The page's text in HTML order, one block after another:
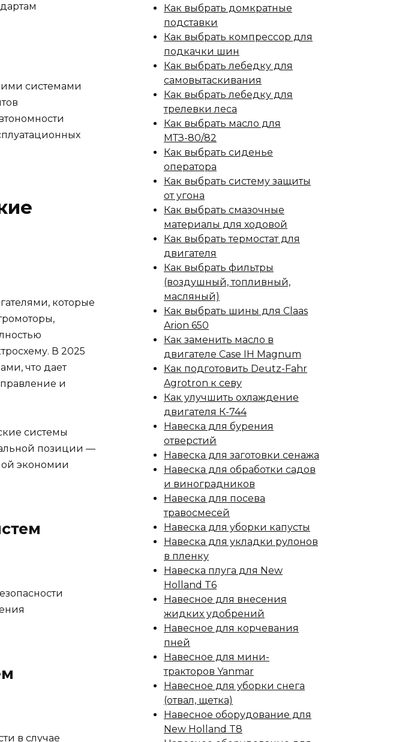
системами
которые
В 2025
что дает
и
системы
позиции —
экономии
в случае
Как выбрать домкратные
подставки
Как выбрать компрессор для
подкачки шин
Как выбрать лебедку для
самовытаскивания
Как выбрать лебедку для
трелевки леса
Как выбрать масло для
МТЗ-80/82
Как выбрать сиденье
оператора
Как выбрать систему защиты
от угона
Как выбрать смазочные
материалы для ходовой
Как выбрать термостат для
двигателя
Как выбрать фильтры
(воздушный, топливный,
масляный)
Как выбрать шины для Claas
Arion 650
Как заменить масло в
двигателе Case IH Magnum
Как подготовить Deutz-Fahr
Agrotron к севу
Как улучшить охлаждение
двигателя К-744
Навеска для бурения
отверстий
Навеска для заготовки сенажа
Навеска для обработки садов
и виноградников
Навеска для посева
травосмесей
Навеска для уборки капусты
Навеска для укладки рулонов
в пленку
Навеска плуга для New
Holland T6
Навесное для внесения
жидких удобрений
Навесное для корчевания
пней
Навесное для мини-
тракторов Yanmar
Навесное для уборки снега
(отвал, щетка)
Навесное оборудование для
New Holland T8